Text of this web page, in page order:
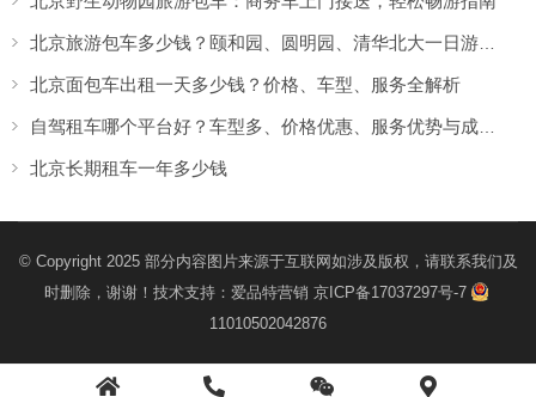
北京面包车出租一天多少钱？价格、车型、服务全解析
北京长期租车一年多少钱
© Copyright 2025 部分内容图片来源于互联网如涉及版权，请联系我们及
时删除，谢谢！技术支持： 爱品特营销 京ICP备17037297号-7
11010502042876